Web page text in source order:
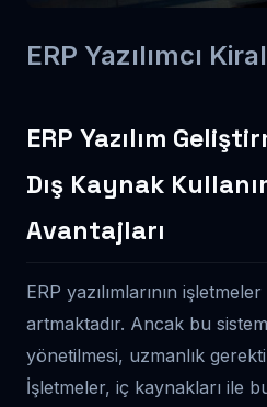
ERP Yazılımcı
ERP Yazılım
Dış Kaynak
Avantajları
ERP yazılımlarının
artmaktadır. Ancak bu
yönetilmesi, uzmanlık
İşletmeler, iç kaynakları ile